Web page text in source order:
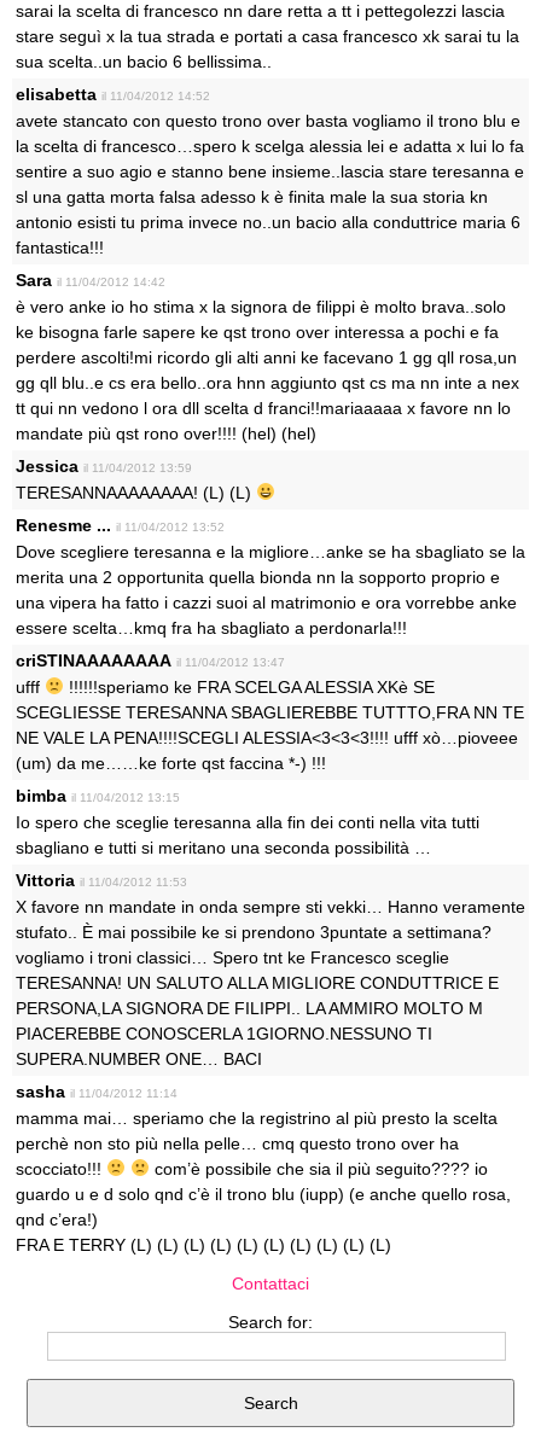
sarai la scelta di francesco nn dare retta a tt i pettegolezzi lascia
stare seguì x la tua strada e portati a casa francesco xk sarai tu la
sua scelta..un bacio 6 bellissima..
elisabetta il 11/04/2012 14:52
avete stancato con questo trono over basta vogliamo il trono blu e
la scelta di francesco…spero k scelga alessia lei e adatta x lui lo fa
sentire a suo agio e stanno bene insieme..lascia stare teresanna e
sl una gatta morta falsa adesso k è finita male la sua storia kn
antonio esisti tu prima invece no..un bacio alla conduttrice maria 6
fantastica!!!
Sara il 11/04/2012 14:42
è vero anke io ho stima x la signora de filippi è molto brava..solo
ke bisogna farle sapere ke qst trono over interessa a pochi e fa
perdere ascolti!mi ricordo gli alti anni ke facevano 1 gg qll rosa,un
gg qll blu..e cs era bello..ora hnn aggiunto qst cs ma nn inte a nex
tt qui nn vedono l ora dll scelta d franci!!mariaaaaa x favore nn lo
mandate più qst rono over!!!! (hel) (hel)
Jessica il 11/04/2012 13:59
TERESANNAAAAAAAA! (L) (L)
Renesme ... il 11/04/2012 13:52
Dove scegliere teresanna e la migliore…anke se ha sbagliato se la
merita una 2 opportunita quella bionda nn la sopporto proprio e
una vipera ha fatto i cazzi suoi al matrimonio e ora vorrebbe anke
essere scelta…kmq fra ha sbagliato a perdonarla!!!
criSTINAAAAAAAA il 11/04/2012 13:47
ufff
!!!!!!speriamo ke FRA SCELGA ALESSIA XKè SE
SCEGLIESSE TERESANNA SBAGLIEREBBE TUTTTO,FRA NN TE
NE VALE LA PENA!!!!SCEGLI ALESSIA<3<3<3!!!! ufff xò…pioveee
(um) da me……ke forte qst faccina *-) !!!
bimba il 11/04/2012 13:15
Io spero che sceglie teresanna alla fin dei conti nella vita tutti
sbagliano e tutti si meritano una seconda possibilità …
Vittoria il 11/04/2012 11:53
X favore nn mandate in onda sempre sti vekki… Hanno veramente
stufato.. È mai possibile ke si prendono 3puntate a settimana?
vogliamo i troni classici… Spero tnt ke Francesco sceglie
TERESANNA! UN SALUTO ALLA MIGLIORE CONDUTTRICE E
PERSONA,LA SIGNORA DE FILIPPI.. LA AMMIRO MOLTO M
PIACEREBBE CONOSCERLA 1GIORNO.NESSUNO TI
SUPERA.NUMBER ONE… BACI
sasha il 11/04/2012 11:14
mamma mai… speriamo che la registrino al più presto la scelta
perchè non sto più nella pelle… cmq questo trono over ha
scocciato!!!
com’è possibile che sia il più seguito???? io
guardo u e d solo qnd c’è il trono blu (iupp) (e anche quello rosa,
qnd c’era!)
FRA E TERRY (L) (L) (L) (L) (L) (L) (L) (L) (L) (L)
Contattaci
Search for: